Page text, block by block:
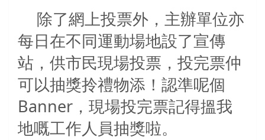
除了網上投票外，主辦單位亦
每日在不同運動場地設了宣傳
站，供市民現場投票，投完票仲
可以抽獎拎禮物添！認準呢個
Banner，現場投完票記得搵我
地嘅工作人員抽獎啦。